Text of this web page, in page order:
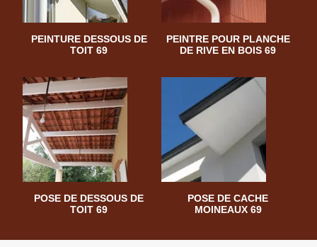
PEINTURE DESSOUS DE
TOIT 69
PEINTRE POUR PLANCHE
DE RIVE EN BOIS 69
POSE DE DESSOUS DE
TOIT 69
POSE DE CACHE
MOINEAUX 69